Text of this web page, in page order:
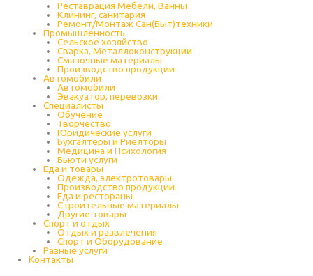
Реставрация Мебели, Ванны
Клининг, санитария
Ремонт/Монтаж Сан(Быт)техники
Промышленность
Cельское хозяйство
Сварка, Металлоконструкции
Cмазочные материалы
Производство продукции
Автомобили
Автомобили
Эвакуатор, перевозки
Специалисты
Обучение
Творчество
Юридические услуги
Бухгалтеры и Риелторы
Медицина и Психология
Бьюти услуги
Еда и товары
Одежда, электротовары
Производство продукции
Еда и рестораны
Строительные материалы
Другие товары
Спорт и отдых
Отдых и развлечения
Спорт и Оборудование
Разные услуги
Контакты